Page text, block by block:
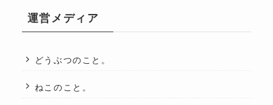
運営メディア
どうぶつのこと。
ねこのこと。